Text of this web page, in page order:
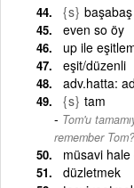
{s} başabaş
even so öy
up ile
eşit/düzenli
adv.hatta:
{s} tam
Tom'u
remember Tom?
müsavi
düzletmek